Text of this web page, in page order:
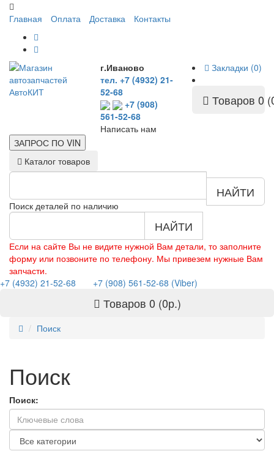
Главная Оплата Доставка Контакты
г.Иваново
тел. +7 (4932) 21-
52-68
+7 (908)
561-52-68
Написать нам
Закладки (0)
Товаров 0
ЗАПРОС ПО VIN
Каталог товаров
Поиск деталей по наличию
НАЙТИ
НАЙТИ
Если на сайте Вы не видите нужной Вам детали, то заполните
форму или позвоните по телефону. Мы привезем нужные Вам
запчасти.
+7 (4932) 21-52-68
+7 (908) 561-52-68 (Viber)
Товаров 0 (0р.)
Поиск
Поиск
Поиск: